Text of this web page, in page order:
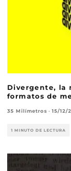
Divergente, la
formatos de
35 Milímetros · 15/12/
1 MINUTO DE LECTURA